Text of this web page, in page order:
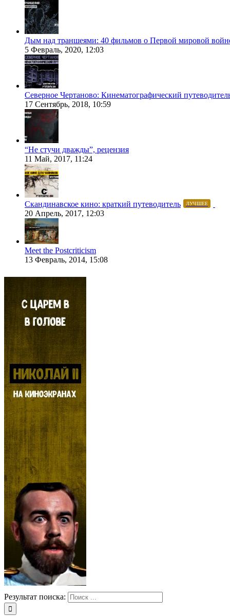
Дым над траншеями: 40 фильмов о Первой мировой
5 Февраль, 2020, 12:03
Северное Чертаново: Кинематографический
17 Сентябрь, 2018, 10:59
“Не стучи дважды”, рецензия
11 Май, 2017, 11:24
Скандинавское кино: краткий путеводитель ЛУЧШЕЕ
20 Апрель, 2017, 12:03
Meet the Postcriticism
13 Февраль, 2014, 15:08
Результат поиска: